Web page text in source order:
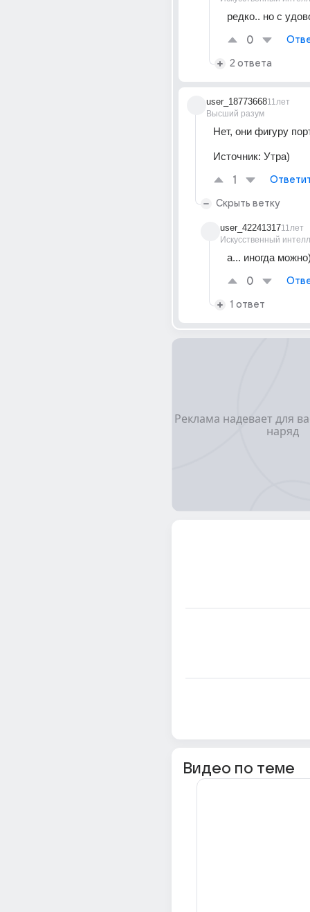
редко.. но с
0
2 ответа
user_18773668
Высший разум
11лет
Нет, они фигуру
Источник: Утра)
1
Скрыть ветку
user_42241317
Искусственный
11лет
а... иногда
0
1 ответ
Видео по теме